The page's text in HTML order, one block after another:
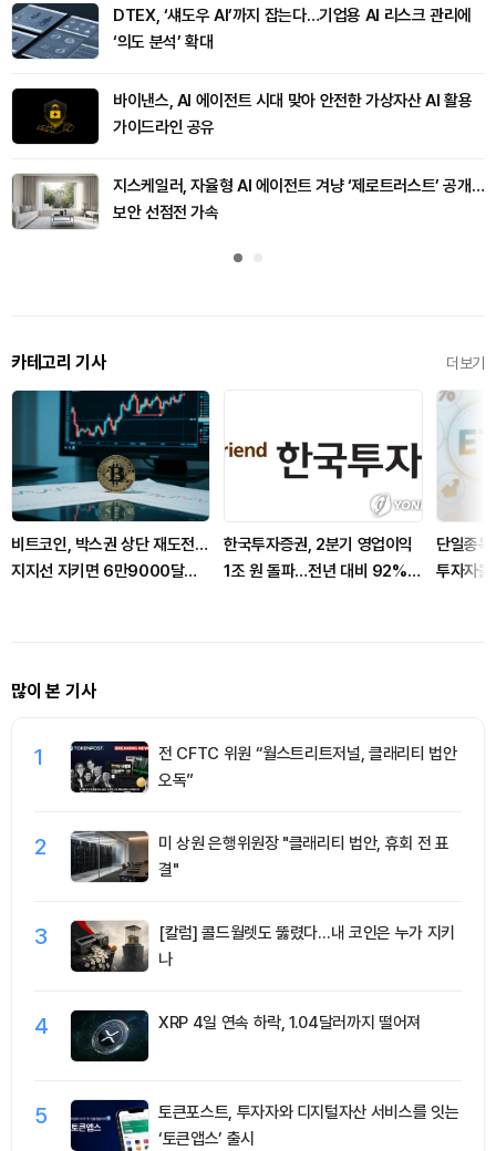
DTEX, ‘섀도우 AI’까지 잡는다…기업용 AI 리스크 관리에
‘의도 분석’ 확대
바이낸스, AI 에이전트 시대 맞아 안전한 가상자산 AI 활용
가이드라인 공유
지스케일러, 자율형 AI 에이전트 겨냥 ‘제로트러스트’ 공개…
보안 선점전 가속
카테고리 기사 더보기
비트코인, 박스권 상단 재도전…
지지선 지키면 6만9000달러
한국투자증권, 2분기 영업이익
1조 원 돌파…전년 대비 92%
단일종
투자자
많이 본 기사
1
전 CFTC 위원 “월스트리트저널, 클래리티 법안
오독”
2
미 상원 은행위원장 "클래리티 법안, 휴회 전 표
결"
3
[칼럼] 콜드월렛도 뚫렸다…내 코인은 누가 지키
나
4 XRP 4일 연속 하락, 1.04달러까지 떨어져
5
토큰포스트, 투자자와 디지털자산 서비스를 잇는
‘토큰앱스’ 출시